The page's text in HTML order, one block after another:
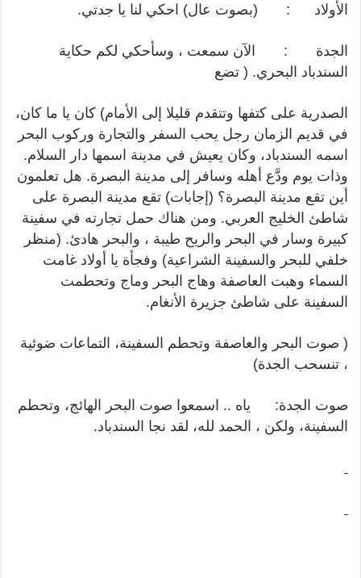
الأولاد : (بصوت عال) احكي لنا يا جدتي.
الجدة : الآن سمعت ، وسأحكي لكم حكاية
السندباد البحري. ( تضع
الصدرية على كتفها وتتقدم قليلا إلى الأمام) كان يا ما كان،
في قديم الزمان رجل يحب السفر والتجارة وركوب البحر
اسمه السندباد، وكان يعيش في مدينة اسمها دار السلام.
وذات يوم ودَّع أهله وسافر إلى مدينة البصرة. هل تعلمون
أين تقع مدينة البصرة؟ (إجابات) تقع مدينة البصرة على
شاطئ الخليج العربي. ومن هناك حمل تجارته في سفينة
كبيرة وسار في البحر والريح طيبة ، والبحر هادئ. (منظر
خلفي للبحر والسفينة الشراعية) وفجأة يا أولاد غامت
السماء وهبت العاصفة وهاج البحر وماج وتحطمت
السفينة على شاطئ جزيرة الأنغام.
( صوت البحر والعاصفة وتحطم السفينة، التماعات ضوئية
، تنسحب الجدة)
صوت الجدة: ياه .. اسمعوا صوت البحر الهائج، وتحطم
السفينة، ولكن ، الحمد لله، لقد نجا السندباد.